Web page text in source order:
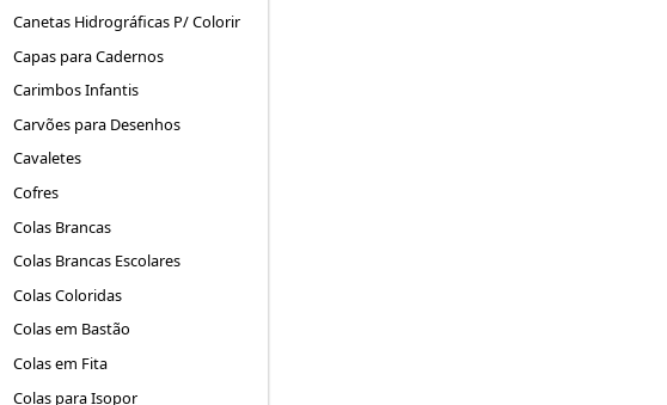
Canetas Hidrográficas P/ Colorir
Capas para Cadernos
Carimbos Infantis
Carvões para Desenhos
Cavaletes
Cofres
Colas Brancas
Colas Brancas Escolares
Colas Coloridas
Colas em Bastão
Colas em Fita
Colas para Isopor